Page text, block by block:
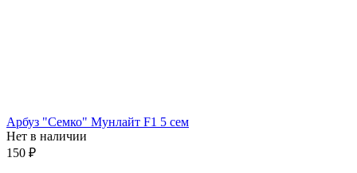
Арбуз "Семко" Мунлайт F1 5 сем
Нет в наличии
150 ₽